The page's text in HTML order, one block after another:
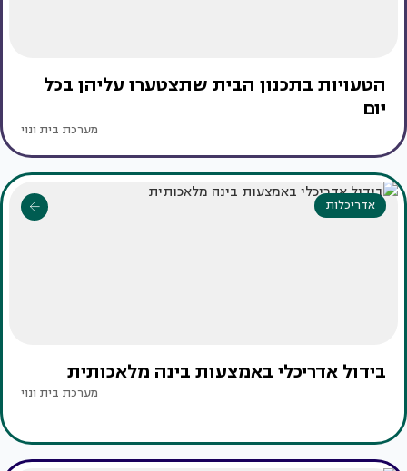
הטעויות בתכנון הבית שתצטערו עליהן בכל
יום
מערכת בית ונוי
אדריכלות
בידול אדריכלי באמצעות בינה מלאכותית
מערכת בית ונוי